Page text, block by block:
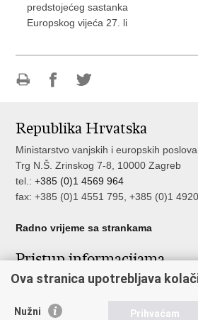
predstojećeg sastanka
Europskog vijeća 27. li
Facebooku
Twitteru
Republika Hrvatska
Ministarstvo vanjskih i europskih poslova
Trg N.Š. Zrinskog 7-8, 10000 Zagreb
tel.:+385 (0)1 4569 964
fax: +385 (0)1 4551 795, +385 (0)1
Radno vrijeme sa strankama
Pristup informacijama
Pristup informacijama
Nepravilnosti
Ova stranica upotrebljava
Nužni Prihvaćam